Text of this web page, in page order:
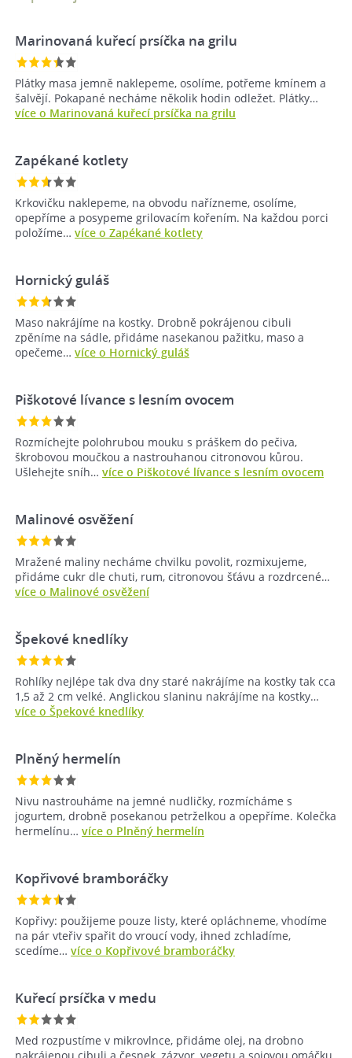
Marinovaná kuřecí prsíčka na grilu
Plátky masa jemně naklepeme, osolíme, potřeme kmínem a
šalvějí. Pokapané necháme několik hodin odležet. Plátky…
více o Marinovaná kuřecí prsíčka na grilu
Zapékané kotlety
Krkovičku naklepeme, na obvodu nařízneme, osolíme,
opepříme a posypeme grilovacím kořením. Na každou porci
položíme… více o Zapékané kotlety
Hornický guláš
Maso nakrájíme na kostky. Drobně pokrájenou cibuli
zpěníme na sádle, přidáme nasekanou pažitku, maso a
opečeme… více o Hornický guláš
Piškotové lívance s lesním ovocem
Rozmíchejte polohrubou mouku s práškem do pečiva,
škrobovou moučkou a nastrouhanou citronovou kůrou.
Ušlehejte sníh… více o Piškotové lívance s lesním ovocem
Malinové osvěžení
Mražené maliny necháme chvilku povolit, rozmixujeme,
přidáme cukr dle chuti, rum, citronovou šťávu a rozdrcené…
více o Malinové osvěžení
Špekové knedlíky
Rohlíky nejlépe tak dva dny staré nakrájíme na kostky tak cca
1,5 až 2 cm velké. Anglickou slaninu nakrájíme na kostky…
více o Špekové knedlíky
Plněný hermelín
Nivu nastrouháme na jemné nudličky, rozmícháme s
jogurtem, drobně posekanou petrželkou a opepříme. Kolečka
hermelínu… více o Plněný hermelín
Kopřivové bramboráčky
Kopřivy: použijeme pouze listy, které opláchneme, vhodíme
na pár vteřiv spařit do vroucí vody, ihned zchladíme,
scedíme… více o Kopřivové bramboráčky
Kuřecí prsíčka v medu
Med rozpustíme v mikrovlnce, přidáme olej, na drobno